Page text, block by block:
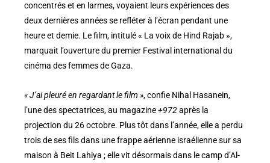
concentrés et en larmes, voyaient leurs expériences des
deux dernières années se refléter à l’écran pendant une
heure et demie. Le film, intitulé « La voix de Hind Rajab »,
marquait l’ouverture du premier Festival international du
cinéma des femmes de Gaza.
« J’ai pleuré en regardant le film », confie Nihal Hasanein,
l’une des spectatrices, au magazine+972après la
projection du 26 octobre. Plus tôt dans l’année, elle a perdu
trois de ses fils dans une frappe aérienne israélienne sur sa
maison à Beit Lahiya ; elle vit désormais dans le camp d’Al-